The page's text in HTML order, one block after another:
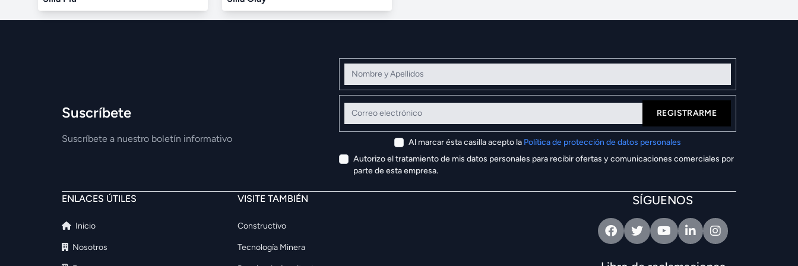
Suscríbete
Suscríbete a nuestro boletín informativo
Nombre y Apellidos
Correo electrónico
REGISTRARME
Al marcar ésta casilla acepto la Política de protección de datos personales
Autorizo el tratamiento de mis datos personales para recibir ofertas y comunicaciones comerciales por
parte de esta empresa.
ENLACES ÚTILES
Inicio
Nosotros
VISITE TAMBIÉN
Constructivo
Tecnología Minera
SÍGUENOS
FacebookTwitterYoutubeLinkedinIntagram